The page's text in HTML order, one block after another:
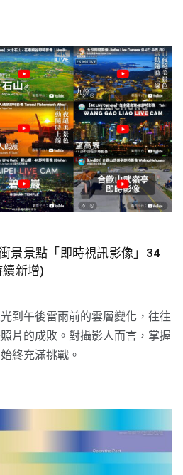
景景點「即時視訊影像」34
新增)
到午後雷雨前的雲層變化，往往
片的成敗。對攝影人而言，掌握
終充滿挑戰。